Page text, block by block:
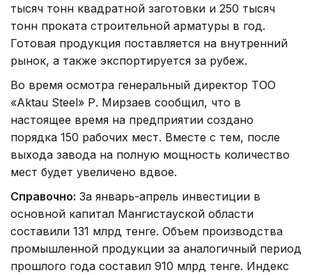
тысяч тонн квадратной заготовки и 250 тысяч
тонн проката строительной арматуры в год.
Готовая продукция поставляется на внутренний
рынок, а также экспортируется за рубеж.
Во время осмотра генеральный директор ТОО
«Aktau Steel» Р. Мирзаев сообщил, что в
настоящее время на предприятии создано
порядка 150 рабочих мест. Вместе с тем, после
выхода завода на полную мощность количество
мест будет увеличено вдвое.
Справочно: За январь-апрель инвестиции в
основной капитал Мангистауской области
составили 131 млрд тенге. Объем производства
промышленной продукции за аналогичный период
прошлого года составил 910 млрд тенге. Индекс